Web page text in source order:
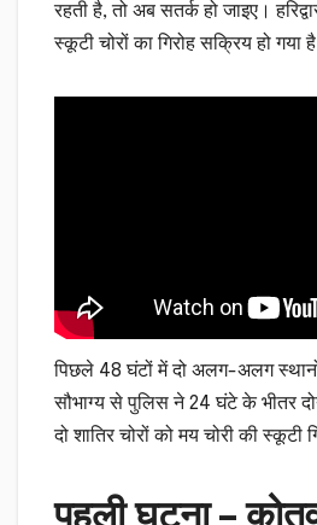
रहती है, तो अब सतर्क हो जाइए।
स्कूटी चोरों का गिरोह सक्रिय हो गया
पिछले 48 घंटों में दो अलग-अलग
सौभाग्य से पुलिस ने 24 घंटे के भीतर
दो शातिर चोरों को मय चोरी की स्कूटी
पहली घटना –